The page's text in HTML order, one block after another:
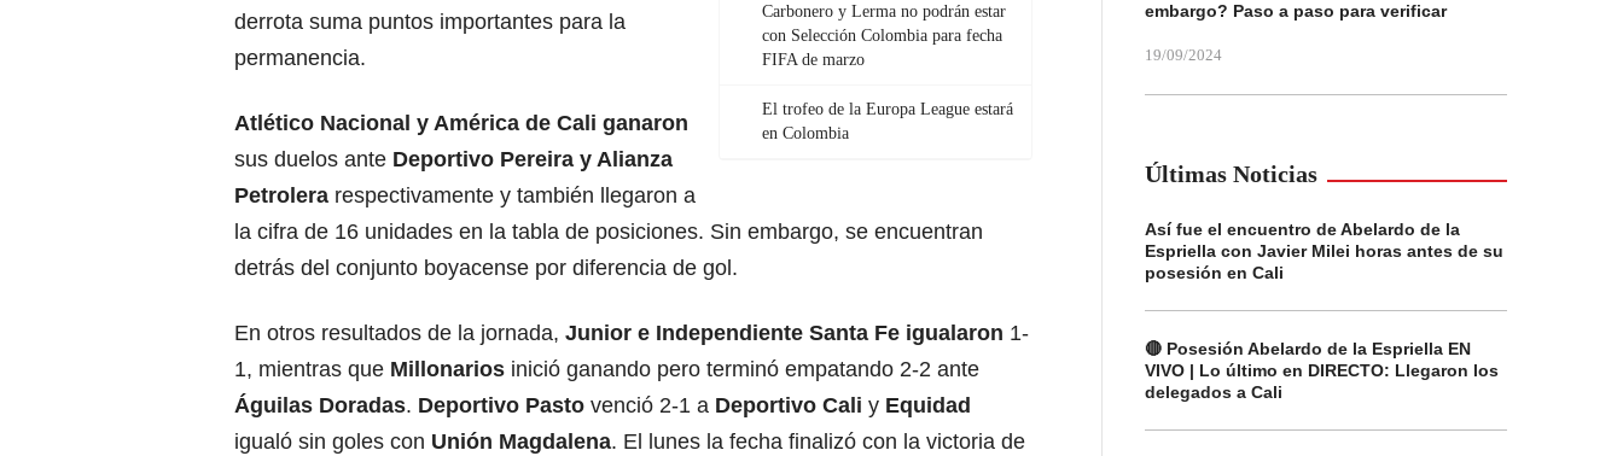
Carbonero y Lerma no podrán estar
con Selección Colombia para fecha
FIFA de marzo
El trofeo de la Europa League estará
en Colombia
derrota suma puntos importantes para la
permanencia.
Atlético Nacional y América de Cali ganaron
sus duelos ante Deportivo Pereira y Alianza
Petrolera respectivamente y también llegaron a
la cifra de 16 unidades en la tabla de posiciones. Sin embargo, se encuentran
detrás del conjunto boyacense por diferencia de gol.
En otros resultados de la jornada, Junior e Independiente Santa Fe igualaron 1-
1, mientras que Millonarios inició ganando pero terminó empatando 2-2 ante
Águilas Doradas. Deportivo Pasto venció 2-1 a Deportivo Cali y Equidad
igualó sin goles con Unión Magdalena. El lunes la fecha finalizó con la victoria de
embargo? Paso a paso para verificar
19/09/2024
Últimas Noticias
Así fue el encuentro de Abelardo de la
Espriella con Javier Milei horas antes de su
posesión en Cali
🔴 Posesión Abelardo de la Espriella EN
VIVO | Lo último en DIRECTO: Llegaron los
delegados a Cali